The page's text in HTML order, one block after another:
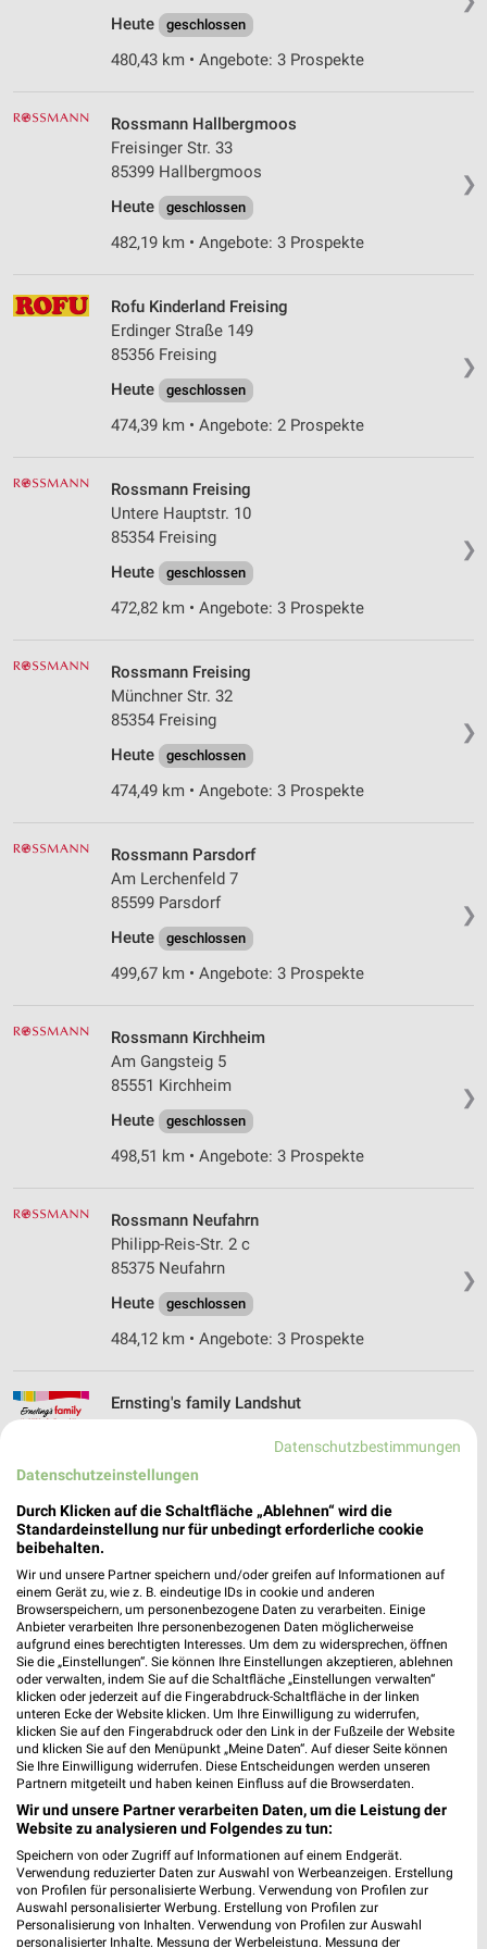
Heute geschlossen
480,43 km • Angebote: 3 Prospekte
❯
Rossmann Hallbergmoos
Freisinger Str. 33
85399 Hallbergmoos
Heute
geschlossen
482,19 km • Angebote: 3 Prospekte
❯
Rofu Kinderland Freising
Erdinger Straße 149
85356 Freising
Heute
geschlossen
474,39 km • Angebote: 2 Prospekte
❯
Rossmann Freising
Untere Hauptstr. 10
85354 Freising
Heute
geschlossen
472,82 km • Angebote: 3 Prospekte
❯
Rossmann Freising
Münchner Str. 32
85354 Freising
Heute
geschlossen
474,49 km • Angebote: 3 Prospekte
❯
Rossmann Parsdorf
Am Lerchenfeld 7
85599 Parsdorf
Heute
geschlossen
499,67 km • Angebote: 3 Prospekte
❯
Rossmann Kirchheim
Am Gangsteig 5
85551 Kirchheim
Heute
geschlossen
498,51 km • Angebote: 3 Prospekte
❯
Rossmann Neufahrn
Philipp-Reis-Str. 2 c
85375 Neufahrn
Heute
geschlossen
484,12 km • Angebote: 3 Prospekte
Ernsting's family Landshut
Heute
geschlossen
452,00 km
Ernsting's family Ebersberg
Altstadtpassage 6 + 7
85560 Ebersberg
Heute geschlossen
504,41 km
Rossmann Garching
Schleißheimer Str. 30 b
85748 Garching
Heute geschlossen
490,82 km • Angebote: 3 Prospekte
Datenschutzbestimmungen
Datenschutzeinstellungen
Durch Klicken auf die Schaltfläche „Ablehnen“ wird die
Standardeinstellung nur für unbedingt erforderliche cookie
beibehalten.
Wir und unsere Partner speichern und/oder greifen auf Informationen auf
einem Gerät zu, wie z. B. eindeutige IDs in cookie und anderen
Browserspeichern, um personenbezogene Daten zu verarbeiten. Einige
Anbieter verarbeiten Ihre personenbezogenen Daten möglicherweise
aufgrund eines berechtigten Interesses. Um dem zu widersprechen, öffnen
Sie die „Einstellungen“. Sie können Ihre Einstellungen akzeptieren, ablehnen
oder verwalten, indem Sie auf die Schaltfläche „Einstellungen verwalten“
klicken oder jederzeit auf die Fingerabdruck-Schaltfläche in der linken
unteren Ecke der Website klicken. Um Ihre Einwilligung zu widerrufen,
klicken Sie auf den Fingerabdruck oder den Link in der Fußzeile der Website
und klicken Sie auf den Menüpunkt „Meine Daten“. Auf dieser Seite können
Sie Ihre Einwilligung widerrufen. Diese Entscheidungen werden unseren
Partnern mitgeteilt und haben keinen Einfluss auf die Browserdaten.
Wir und unsere Partner verarbeiten Daten, um die Leistung der
Website zu analysieren und Folgendes zu tun:
Speichern von oder Zugriff auf Informationen auf einem Endgerät.
Verwendung reduzierter Daten zur Auswahl von Werbeanzeigen. Erstellung
von Profilen für personalisierte Werbung. Verwendung von Profilen zur
Auswahl personalisierter Werbung. Erstellung von Profilen zur
Personalisierung von Inhalten. Verwendung von Profilen zur Auswahl
personalisierter Inhalte. Messung der Werbeleistung. Messung der